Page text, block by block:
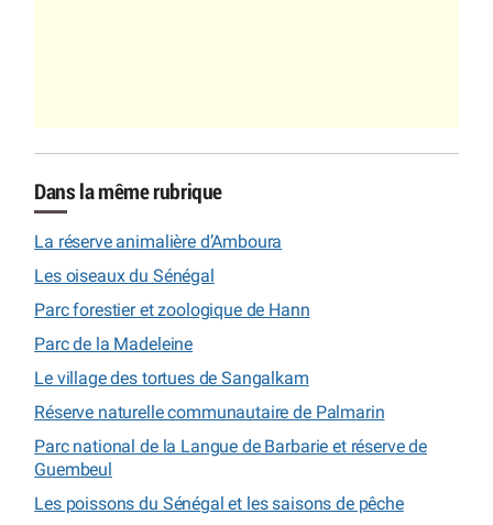
Dans la même rubrique
La réserve animalière d’Amboura
Les oiseaux du Sénégal
Parc forestier et zoologique de Hann
Parc de la Madeleine
Le village des tortues de Sangalkam
Réserve naturelle communautaire de Palmarin
Parc national de la Langue de Barbarie et réserve de
Guembeul
Les poissons du Sénégal et les saisons de pêche